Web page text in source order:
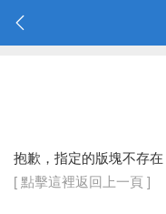
抱歉，指定的版塊不存在
[ 點擊這裡返回上一頁 ]